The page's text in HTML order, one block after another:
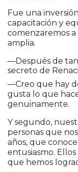
Fue una
capacitación y
comenzaremos
amplia.
—Después de
secreto de
—Creo que hay
gusta lo que
genuinamente.
Y segundo,
personas que
años, que
entusiasmo.
que hemos